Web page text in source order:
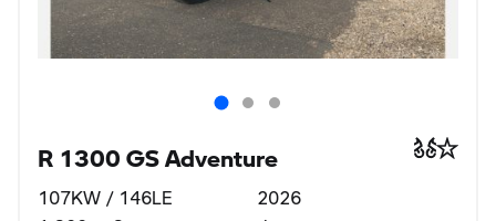
R 1300 GS Adventure
107KW / 146LE
2026